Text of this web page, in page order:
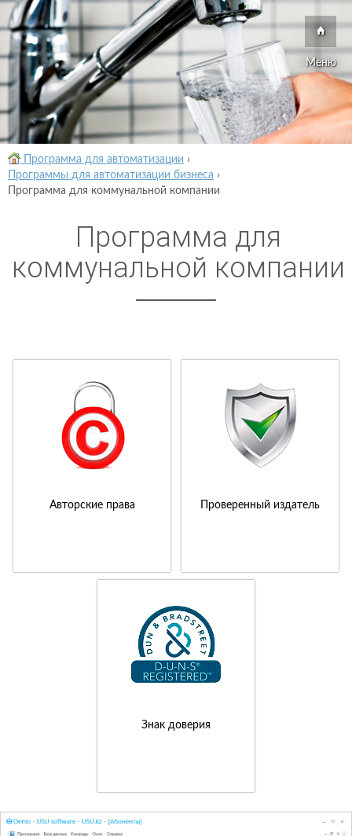
Меню
Программа для автоматизации ›
Программы для автоматизации бизнеса ›
Программа для коммунальной компании
Программа для
коммунальной компании
Авторские права Проверенный издатель
Знак доверия